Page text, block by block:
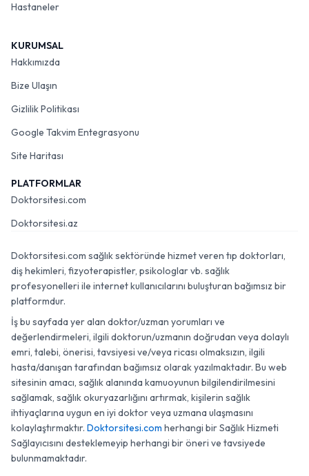
Hastaneler
KURUMSAL
Hakkımızda
Bize Ulaşın
Gizlilik Politikası
Google Takvim Entegrasyonu
Site Haritası
PLATFORMLAR
Doktorsitesi.com
Doktorsitesi.az
Doktorsitesi.com sağlık sektöründe hizmet veren tıp doktorları,
diş hekimleri, fizyoterapistler, psikologlar vb. sağlık
profesyonelleri ile internet kullanıcılarını buluşturan bağımsız bir
platformdur.
İş bu sayfada yer alan doktor/uzman yorumları ve
değerlendirmeleri, ilgili doktorun/uzmanın doğrudan veya dolaylı
emri, talebi, önerisi, tavsiyesi ve/veya ricası olmaksızın, ilgili
hasta/danışan tarafından bağımsız olarak yazılmaktadır. Bu web
sitesinin amacı, sağlık alanında kamuoyunun bilgilendirilmesini
sağlamak, sağlık okuryazarlığını artırmak, kişilerin sağlık
ihtiyaçlarına uygun en iyi doktor veya uzmana ulaşmasını
kolaylaştırmaktır. Doktorsitesi.com herhangi bir Sağlık Hizmeti
Sağlayıcısını desteklemeyip herhangi bir öneri ve tavsiyede
bulunmamaktadır.